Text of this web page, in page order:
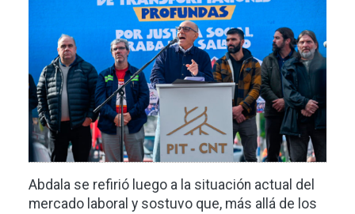
Abdala se refirió luego a la situación actual del
mercado laboral y sostuvo que, más allá de los